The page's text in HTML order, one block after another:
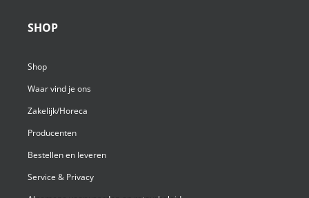
SHOP
Shop
Waar vind je ons
Zakelijk/Horeca
Producenten
Bestellen en leveren
Service & Privacy